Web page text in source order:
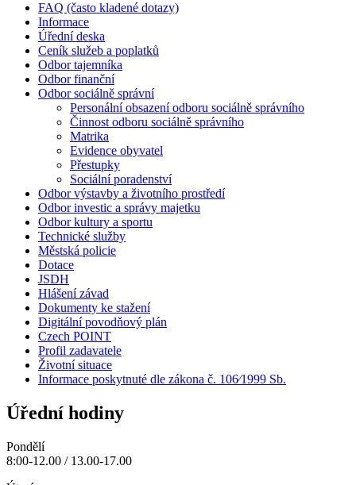
FAQ (často kladené dotazy)
Informace
Úřední deska
Ceník služeb a poplatků
Odbor tajemníka
Odbor finanční
Odbor sociálně správní
Personální obsazení odboru sociálně správního
Činnost odboru sociálně správního
Matrika
Evidence obyvatel
Přestupky
Sociální poradenství
Odbor výstavby a životního prostředí
Odbor investic a správy majetku
Odbor kultury a sportu
Technické služby
Městská policie
Dotace
JSDH
Hlášení závad
Dokumenty ke stažení
Digitální povodňový plán
Czech POINT
Profil zadavatele
Životní situace
Informace poskytnuté dle zákona č. 106⁄1999 Sb.
Úřední hodiny
Pondělí
8:00-12.00 / 13.00-17.00